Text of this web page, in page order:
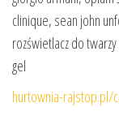
clinique, sean john
rozświetlacz do
gel
hurtownia-rajstop.pl/